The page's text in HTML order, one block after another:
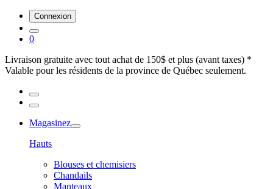
Connexion
0
Livraison gratuite avec tout achat de 150$ et plus (avant taxes) *
Valable pour les résidents de la province de Québec seulement.
Magasinez
Hauts
Blouses et chemisiers
Chandails
Manteaux